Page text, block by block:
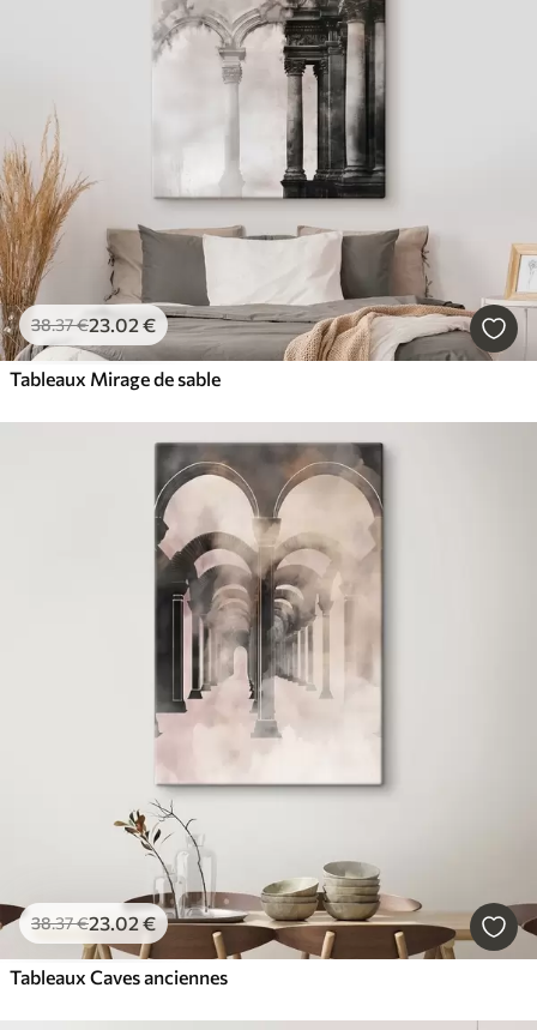
38.37€23.02 €
Tableaux Mirage de sable
38.37€23.02€
Tableaux Caves anciennes